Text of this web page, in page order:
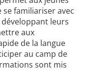
familiariser avec
leurs
aux
de la langue
au camp de
sont mis